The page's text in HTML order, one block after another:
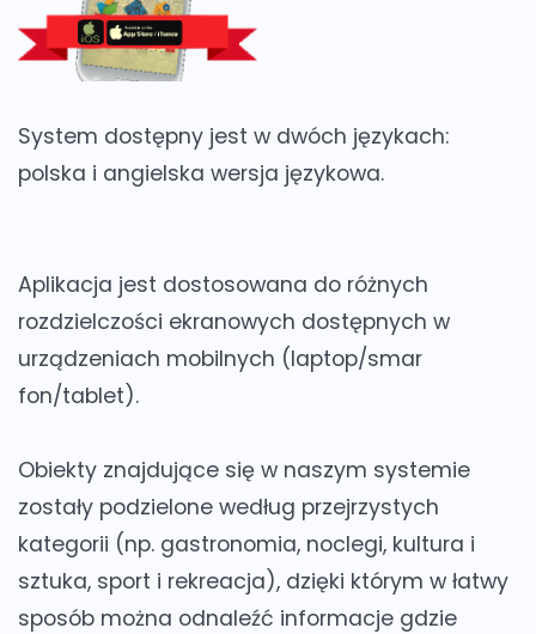
System dostępny jest w dwóch językach:
polska i angielska wersja językowa.
Aplikacja jest dostosowana do różnych
rozdzielczości ekranowych dostępnych w
urządzeniach mobilnych (laptop/smar
fon/tablet).
Obiekty znajdujące się w naszym systemie
zostały podzielone według przejrzystych
kategorii (np. gastronomia, noclegi, kultura i
sztuka, sport i rekreacja), dzięki którym w łatwy
sposób można odnaleźć informacje gdzie